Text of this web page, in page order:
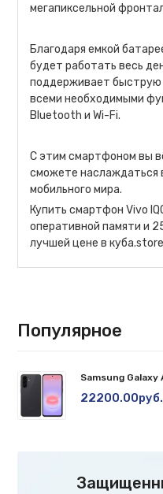
мегапиксельной
Благодаря емкой
будет работать весь
поддерживает быструю
всеми необходимыми
Bluetooth и Wi-Fi.
С этим смартфоном вы
сможете наслаждаться
мобильного мира.
Купить смартфон Vivo
оперативной памяти и
лучшей цене в куба.store
Популярное
Samsung
22200.00руб.